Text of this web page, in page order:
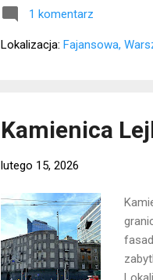
1 komentarz
Lokalizacja: Fajansowa,
Kamienica
lutego 15, 2026